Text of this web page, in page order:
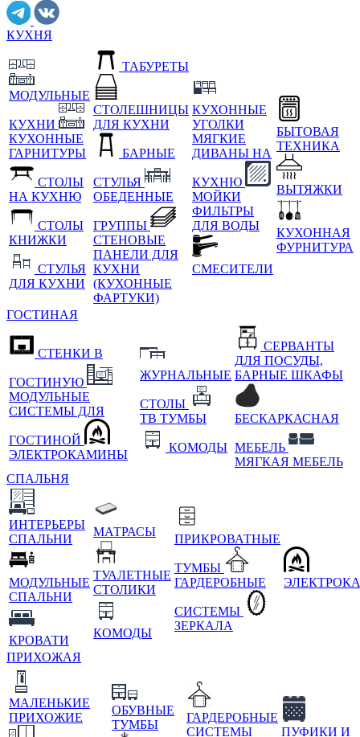
КУХНЯ
МОДУЛЬНЫЕ
КУХНИ
КУХОННЫЕ
ГАРНИТУРЫ
СТОЛЫ
НА КУХНЮ
СТОЛЫ
КНИЖКИ
СТУЛЬЯ
ДЛЯ КУХНИ
ТАБУРЕТЫ
СТОЛЕШНИЦЫ
ДЛЯ КУХНИ
БАРНЫЕ
СТУЛЬЯ
ОБЕДЕННЫЕ
ГРУППЫ
СТЕНОВЫЕ
ПАНЕЛИ ДЛЯ
КУХНИ
(КУХОННЫЕ
ФАРТУКИ)
КУХОННЫЕ
УГОЛКИ
МЯГКИЕ
ДИВАНЫ НА
КУХНЮ
МОЙКИ
ФИЛЬТРЫ
ДЛЯ ВОДЫ
СМЕСИТЕЛИ
БЫТОВАЯ
ТЕХНИКА
ВЫТЯЖКИ
КУХОННАЯ
ФУРНИТУРА
ГОСТИНАЯ
СТЕНКИ В
ГОСТИНУЮ
МОДУЛЬНЫЕ
СИСТЕМЫ ДЛЯ
ГОСТИНОЙ
ЭЛЕКТРОКАМИНЫ
ЖУРНАЛЬНЫЕ
СТОЛЫ
ТВ ТУМБЫ
КОМОДЫ
СЕРВАНТЫ
ДЛЯ ПОСУДЫ,
БАРНЫЕ ШКАФЫ
БЕСКАРКАСНАЯ
МЕБЕЛЬ
МЯГКАЯ МЕБЕЛЬ
СПАЛЬНЯ
ИНТЕРЬЕРЫ
СПАЛЬНИ
МОДУЛЬНЫЕ
СПАЛЬНИ
КРОВАТИ
МАТРАСЫ
ТУАЛЕТНЫЕ
СТОЛИКИ
КОМОДЫ
ПРИКРОВАТНЫЕ
ТУМБЫ
ГАРДЕРОБНЫЕ
СИСТЕМЫ
ЗЕРКАЛА
ПРИХОЖАЯ
МАЛЕНЬКИЕ
ПРИХОЖИЕ
ОБУВНЫЕ
ТУМБЫ
ГАРДЕРОБНЫЕ
СИСТЕМЫ
ПУФИКИ И